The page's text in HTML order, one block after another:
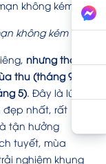
không kém
nhưng thời
thu (tháng 9 –
5). Đây là lúc
đẹp nhất, rất
tận hưởng
tuyết, mùa
nghiệm khung